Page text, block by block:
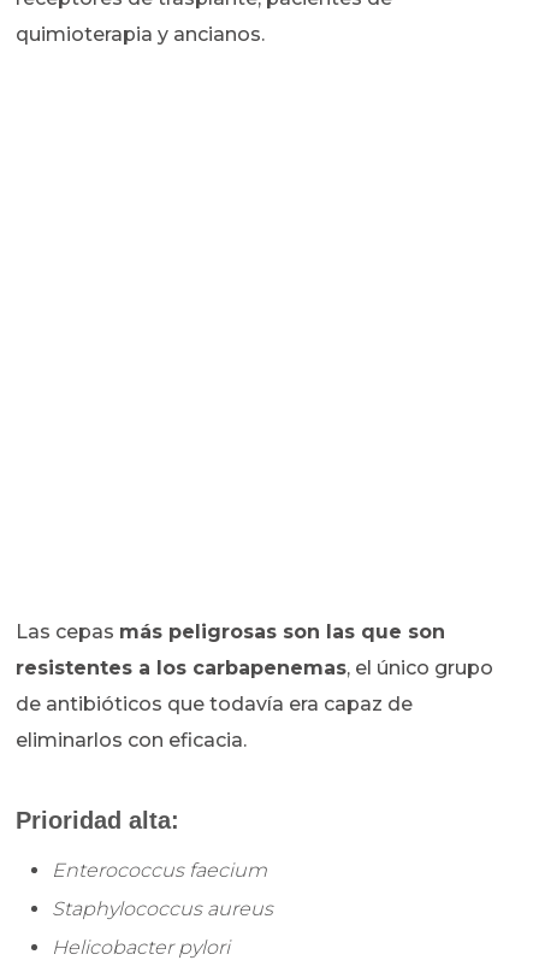
quimioterapia y ancianos.
Las cepas más peligrosas son las que son
resistentes a los carbapenemas, el único grupo
de antibióticos que todavía era capaz de
eliminarlos con eficacia.
Prioridad alta:
Enterococcus faecium
Staphylococcus aureus
Helicobacter pylori